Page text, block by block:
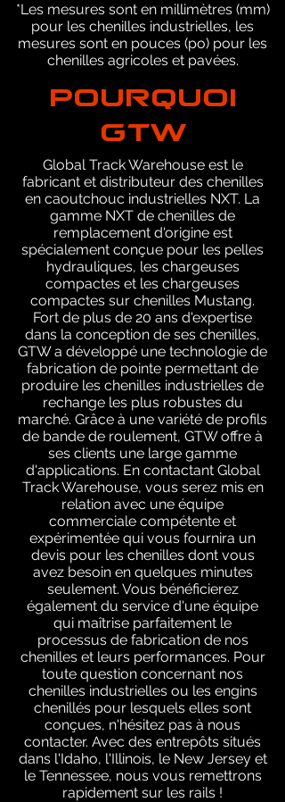
*Les mesures sont en millimètres (mm)
pour les chenilles industrielles, les
mesures sont en pouces (po) pour les
chenilles agricoles et pavées.
POURQUOI
GTW
Global Track Warehouse est le
fabricant et distributeur des chenilles
en caoutchouc industrielles NXT. La
gamme NXT de chenilles de
remplacement d'origine est
spécialement conçue pour les pelles
hydrauliques, les chargeuses
compactes et les chargeuses
compactes sur chenilles Mustang.
Fort de plus de 20 ans d'expertise
dans la conception de ses chenilles,
GTW a développé une technologie de
fabrication de pointe permettant de
produire les chenilles industrielles de
rechange les plus robustes du
marché. Grâce à une variété de profils
de bande de roulement, GTW offre à
ses clients une large gamme
d'applications. En contactant Global
Track Warehouse, vous serez mis en
relation avec une équipe
commerciale compétente et
expérimentée qui vous fournira un
devis pour les chenilles dont vous
avez besoin en quelques minutes
seulement. Vous bénéficierez
également du service d'une équipe
qui maîtrise parfaitement le
processus de fabrication de nos
chenilles et leurs performances. Pour
toute question concernant nos
chenilles industrielles ou les engins
chenillés pour lesquels elles sont
conçues, n'hésitez pas à nous
contacter. Avec des entrepôts situés
dans l'Idaho, l'Illinois, le New Jersey et
le Tennessee, nous vous remettrons
rapidement sur les rails !